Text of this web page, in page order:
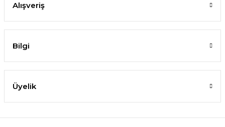
Alışveriş
Bilgi
Üyelik